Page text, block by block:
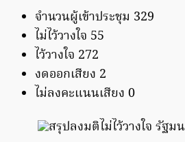
จำนวนผู้เข้าประชุม 329
ไม่ไว้วางใจ 55
ไว้วางใจ 272
งดออกเสียง 2
ไม่ลงคะแนนเสียง 0